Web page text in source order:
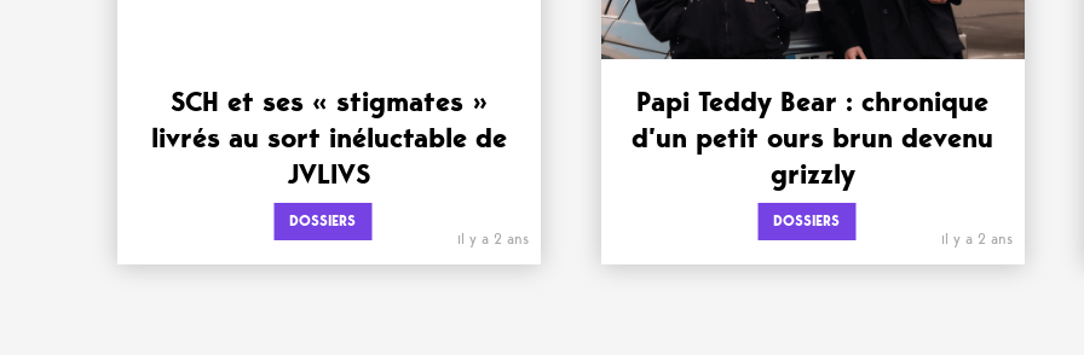
SCH et ses « stigmates »
livrés au sort inéluctable de
JVLIVS
DOSSIERS
il y a 2 ans
Papi Teddy Bear : chronique
d’un petit ours brun devenu
grizzly
DOSSIERS
il y a 2 ans